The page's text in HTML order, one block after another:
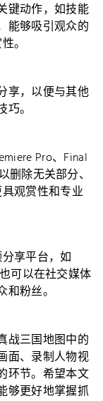
键动作，如技能
能够吸引观众的
。
享，以便与其他
。
Pro、Final
删除无关部分、
观赏性和专业
享平台，如
可以在社交媒体
粉丝。
战三国地图中的
面、录制人物视
环节。希望本文
够更好地掌握抓